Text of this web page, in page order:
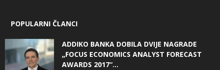
POPULARNI ČLANCI
ADDIKO BANKA DOBILA DVIJE NAGRADE
„FOCUS ECONOMICS ANALYST FORECAST
AWARDS 2017“...